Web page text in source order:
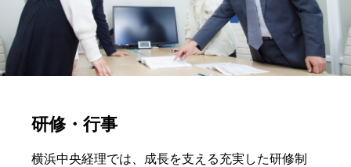
研修・行事
横浜中央経理では、成長を支える充実した研修制